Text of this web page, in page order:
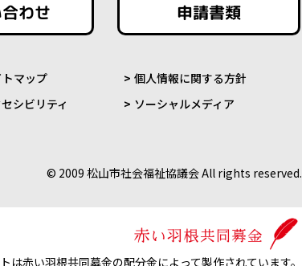
わせ 申請書類
マップ
個人情報に関する方針
シビリティ
ソーシャルメディア
© 2009 松山市社会福祉協議会 All rights reserved.
は赤い羽根共同募金の配分金によって製作されています。